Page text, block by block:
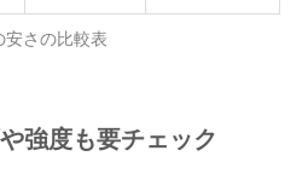
安さの比較表
強度も要チェック